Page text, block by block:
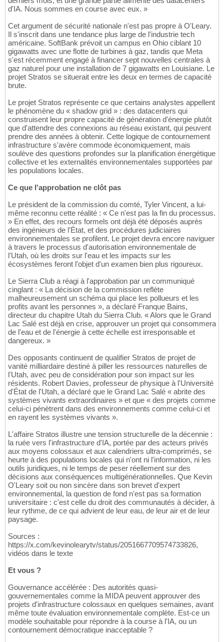
d'IA. Nous sommes en course avec eux. »
Cet argument de sécurité nationale n'est pas propre à O'Leary.
Il s'inscrit dans une tendance plus large de l'industrie tech
américaine. SoftBank prévoit un campus en Ohio ciblant 10
gigawatts avec une flotte de turbines à gaz, tandis que Meta
s'est récemment engagé à financer sept nouvelles centrales à
gaz naturel pour une installation de 7 gigawatts en Louisiane. Le
projet Stratos se situerait entre les deux en termes de capacité
brute.
Le projet Stratos représente ce que certains analystes appellent
le phénomène du « shadow grid » : des datacenters qui
construisent leur propre capacité de génération d'énergie plutôt
que d'attendre des connexions au réseau existant, qui peuvent
prendre des années à obtenir. Cette logique de contournement
infrastructure s'avère commode économiquement, mais
soulève des questions profondes sur la planification énergétique
collective et les externalités environnementales supportées par
les populations locales.
Ce que l'approbation ne clôt pas
Le président de la commission du comté, Tyler Vincent, a lui-
même reconnu cette réalité : « Ce n'est pas la fin du processus.
» En effet, des recours formels ont déjà été déposés auprès
des ingénieurs de l'État, et des procédures judiciaires
environnementales se profilent. Le projet devra encore naviguer
à travers le processus d'autorisation environnementale de
l'Utah, où les droits sur l'eau et les impacts sur les
écosystèmes feront l'objet d'un examen bien plus rigoureux.
Le Sierra Club a réagi à l'approbation par un communiqué
cinglant : « La décision de la commission reflète
malheureusement un schéma qui place les pollueurs et les
profits avant les personnes », a déclaré Franque Bains,
directeur du chapitre Utah du Sierra Club. « Alors que le Grand
Lac Salé est déjà en crise, approuver un projet qui consommera
de l'eau et de l'énergie à cette échelle est irresponsable et
dangereux. »
Des opposants continuent de qualifier Stratos de projet de
vanité milliardaire destiné à piller les ressources naturelles de
l'Utah, avec peu de considération pour son impact sur les
résidents. Robert Davies, professeur de physique à l'Université
d'État de l'Utah, a déclaré que le Grand Lac Salé « abrite des
systèmes vivants extraordinaires » et que « des projets comme
celui-ci pénètrent dans des environnements comme celui-ci et
en rayent les systèmes vivants ».
L'affaire Stratos illustre une tension structurelle de la décennie :
la ruée vers l'infrastructure d'IA, portée par des acteurs privés
aux moyens colossaux et aux calendriers ultra-comprimés, se
heurte à des populations locales qui n'ont ni l'information, ni les
outils juridiques, ni le temps de peser réellement sur des
décisions aux conséquences multigénérationnelles. Que Kevin
O'Leary soit ou non sincère dans son brevet d'expert
environnemental, la question de fond n'est pas sa formation
universitaire : c'est celle du droit des communautés à décider, à
leur rythme, de ce qui advient de leur eau, de leur air et de leur
paysage.
Sources :
https://x.com/kevinolearytv/status/2051667709574733826,
vidéos dans le texte
Et vous ?
Gouvernance accélérée : Des autorités quasi-
gouvernementales comme la MIDA peuvent approuver des
projets d'infrastructure colossaux en quelques semaines, avant
même toute évaluation environnementale complète. Est-ce un
modèle souhaitable pour répondre à la course à l'IA, ou un
contournement démocratique inacceptable ?